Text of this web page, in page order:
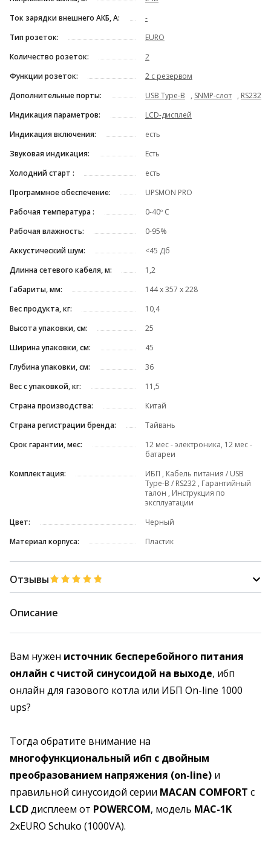
Ток зарядки внешнего АКБ, А:
-
Тип розеток:
EURO
Количество розеток:
2
Функции розеток:
2 с резервом
Дополнительные порты:
USB Type-B , SNMP-слот , RS232
Индикация параметров:
LCD-дисплей
Индикация включения:
есть
Звуковая индикация:
Есть
Холодний старт :
есть
Программное обеспечение:
UPSMON PRO
Рабочая температура :
0-40º C
Рабочая влажность:
0-95%
Аккустический шум:
<45 Дб
Длинна сетевого кабеля, м:
1,2
Габариты, мм:
144 х 357 х 228
Вес продукта, кг:
10,4
Высота упаковки, см:
25
Ширина упаковки, см:
45
Глубина упаковки, см:
36
Вес с упаковкой, кг:
11,5
Страна производства:
Китай
Страна регистрации бренда:
Тайвань
Срок гарантии, мес:
12 мес - электроника, 12 мес -
батареи
Комплектация:
ИБП , Кабель питания / USB
Type-B / RS232 , Гарантийный
талон , Инструкция по
эксплуатации
Цвет:
Черный
Материал корпуса:
Пластик
Отзывы
Описание
Вам нужен источник бесперебойного питания
онлайн с чистой синусоидой на выходе, ибп
онлайн для газового котла или ИБП On-line 1000
ups?
Тогда обратите внимание на
многофункциональный ибп с двойным
преобразованием напряжения (on-line) и
правильной синусоидой серии MACAN COMFORT с
LCDдисплеем от POWERCOM, модель MAC-1K
2хEURO Schuko (1000VA).